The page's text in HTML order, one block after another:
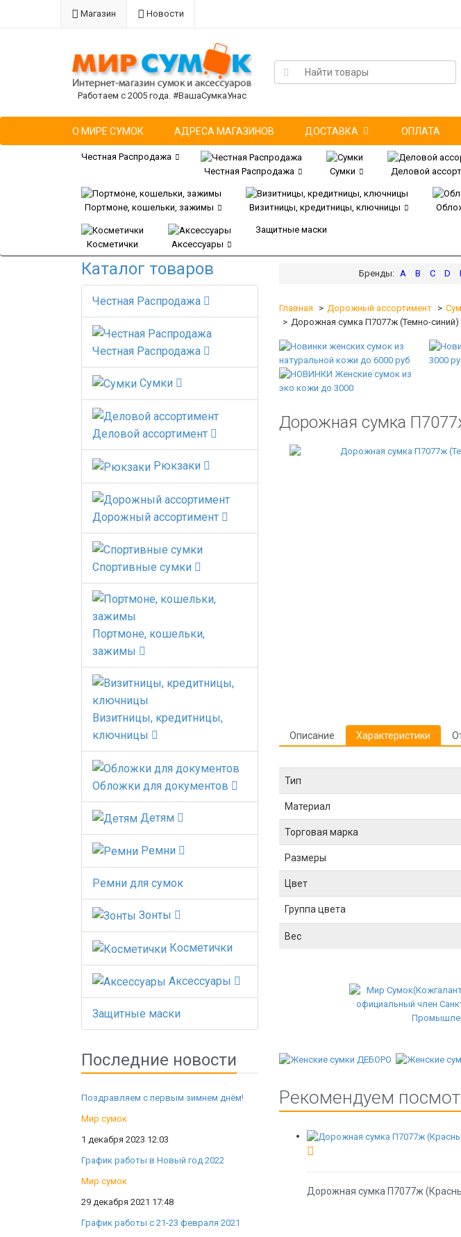
Магазин Новости
Работаем с 2005 года. #ВашаСумкаУнас
О МИРЕ СУМОК АДРЕСА МАГАЗИНОВ ДОСТАВКА ОПЛАТА
Честная Распродажа
Честная Распродажа
Сумки Деловой
Портмоне, кошельки, зажимы Визитницы, кредитницы, ключницы
Косметички Аксессуары
Защитные маски
Каталог товаров
Честная Распродажа
Честная Распродажа
Сумки
Деловой ассортимент
Рюкзаки
Дорожный ассортимент
Спортивные сумки
Портмоне, кошельки,
зажимы
Визитницы, кредитницы,
ключницы
Обложки для документов
Детям
Ремни
Ремни для сумок
Зонты
Косметички
Аксессуары
Защитные маски
Последние новости
Поздравляем с первым зимнем днём!
Мир сумок
1 декабря 2023 12:03
График работы в Новый год 2022
Мир сумок
29 декабря 2021 17:48
График работы с 21-23 февраля 2021
A B C D
Главная Дорожный ассортимент
Дорожная сумка П7077ж (Темно-синий)
Дорожная сумка
Описание Характеристики
Тип
Материал
Торговая марка
Размеры
Цвет
Группа цвета
Вес
Рекомендуем
Дорожная сумка П7077ж